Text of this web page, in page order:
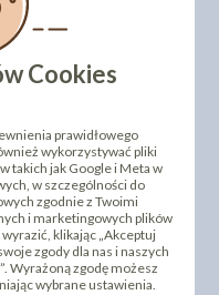
PŁATKACH 23 KARATY -
DO KOSZYKA
6 11
Cookies
prawidłowego
wykorzystywać pliki
takich jak Google i Meta w
w szczególności do
zgodnie z Twoimi
i marketingowych plików
klikając „Akceptuj
zgody dla nas i naszych
Wyrażoną zgodę możesz
wybrane ustawienia.